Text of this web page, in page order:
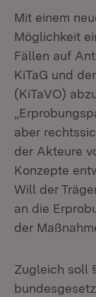
Mit einem
Möglichkeit
Fällen auf
KiTaG und
(KiTaVO)
aber
der Akteure
Konzepte
Will der
an die
der
Zugleich soll